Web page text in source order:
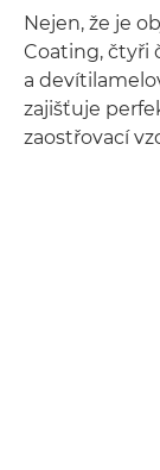
Nejen, že je
Coating, čtyři
a
zajišťuje
zaostřovací